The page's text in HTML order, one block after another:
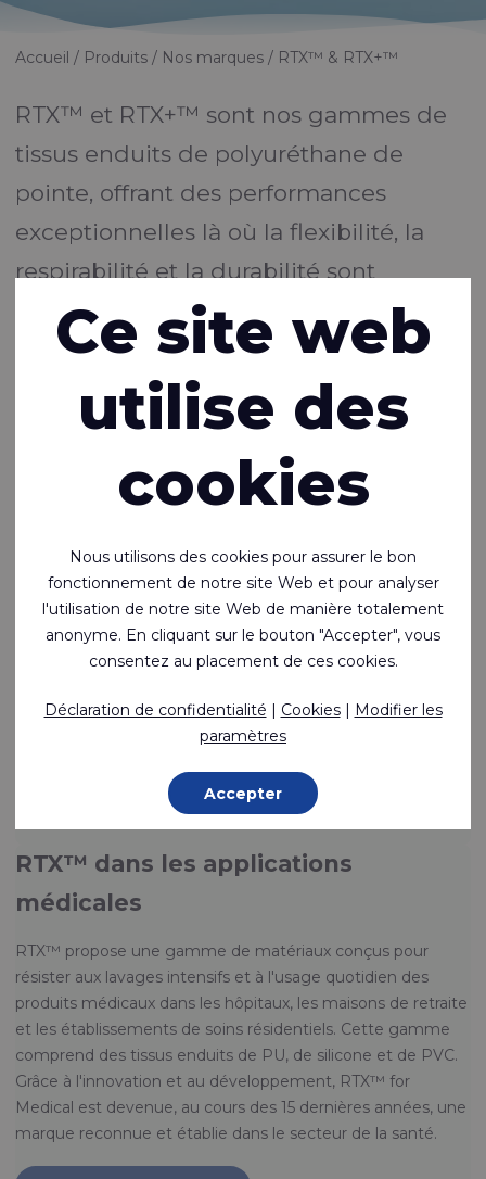
Accueil Produits Nos marques RTX™ & RTX+™
RTX™ et RTX+™ sont nos gammes de
tissus enduits de polyuréthane de
pointe, offrant des performances
exceptionnelles là où la flexibilité, la
respirabilité et la durabilité sont
essentielles. Conçues pour des
applications techniques dans les
secteurs des EPI, du médical, des
activités de plein air et de l'industrie.
RTX™ & RTX+™
Imperméable, déperlant et respirant
l'entreprise en matière de tissus enduits de polyuréthane,
conçus pour résister aux environnements les plus extrêmes.
Ils offrent des tissus hautement déperlants et
imperméables.
La technologie RTX+™ assure une respirabilité supérieure.
conviennent à la confection de vêtements, tentes, bâches,
sacs et bien d'autres produits.
Découvrir les tissus
RTX™ dans les applications
médicales
RTX™ propose une gamme de matériaux conçus pour
résister aux lavages intensifs et à l'usage quotidien des
produits médicaux dans les hôpitaux, les maisons de retraite
et les établissements de soins résidentiels. Cette gamme
comprend des tissus enduits de PU, de silicone et de PVC.
Grâce à l'innovation et au développement, RTX™ for
Medical est devenue, au cours des 15 dernières années, une
marque reconnue et établie dans le secteur de la santé.
Ce site web
utilise des
cookies
Nous utilisons des cookies pour assurer le bon
fonctionnement de notre site Web et pour analyser
l'utilisation de notre site Web de manière totalement
anonyme. En cliquant sur le bouton "Accepter", vous
consentez au placement de ces cookies.
Déclaration de confidentialité | Cookies| Modifier les
paramètres
Accepter